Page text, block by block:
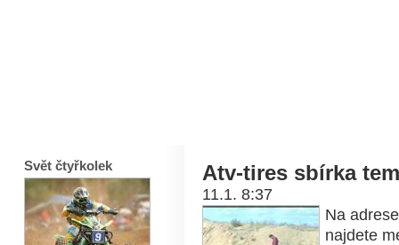
Atv-tires sbírka
11.1. 8:37
Na
najdete
Svět čtyřkolek